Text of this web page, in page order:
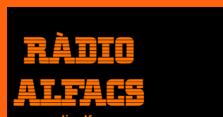
contingut